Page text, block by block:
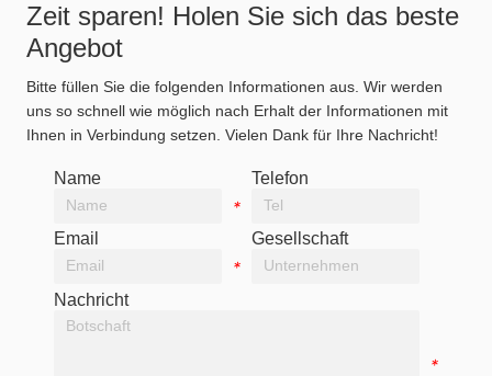
Zeit sparen! Holen Sie sich das beste
Angebot
Bitte füllen Sie die folgenden Informationen aus. Wir werden
uns so schnell wie möglich nach Erhalt der Informationen mit
Ihnen in Verbindung setzen. Vielen Dank für Ihre Nachricht!
Name
*
Telefon
Email
*
Gesellschaft
Nachricht
*